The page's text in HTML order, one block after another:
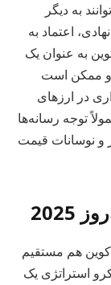
به دیگر
اعتماد به
به عنوان یک
و ممکن است
در ارزهای
توجه رسانه‌ها
و نوسانات قیمت
هم مستقیم
استراتژی یک